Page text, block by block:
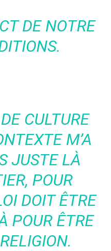
DE NOTRE
CULTURE
M’A
JUSTE LÀ
POUR
DOIT ÊTRE
POUR ÊTRE